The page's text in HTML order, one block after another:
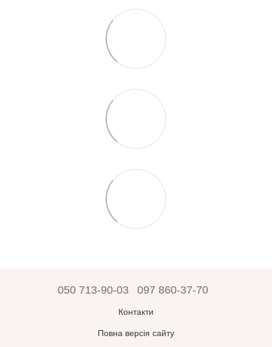
050 713-90-03 097 860-37-70
Контакти
Повна версія сайту